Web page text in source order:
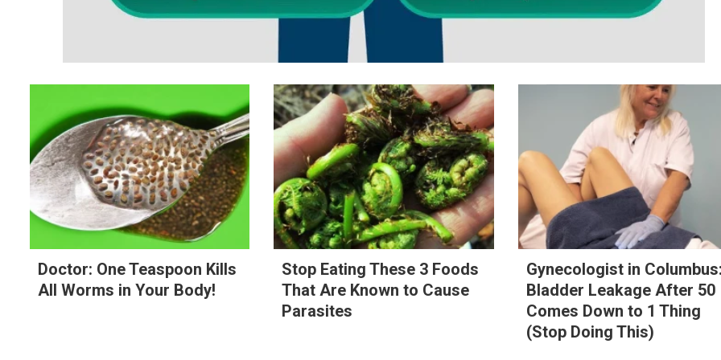
Doctor: One Teaspoon Kills
All Worms in Your Body!
Stop Eating These 3 Foods
That Are Known to Cause
Parasites
Gynecologist in
Bladder Leakage After 50
Comes Down to 1 Thing
(Stop Doing This)